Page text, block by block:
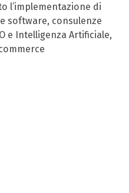
l’implementazione di
software, consulenze
e Intelligenza Artificiale,